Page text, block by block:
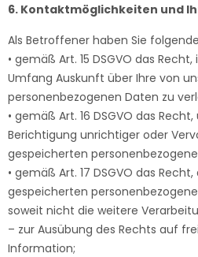
6. Kontaktmöglichkeiten und
Als Betroffener haben Sie
• gemäß Art. 15 DSGVO das
Umfang Auskunft über Ihre von
personenbezogenen Daten zu
• gemäß Art. 16 DSGVO das
Berichtigung unrichtiger oder
gespeicherten
• gemäß Art. 17 DSGVO das
gespeicherten
soweit nicht die weitere
– zur Ausübung des Rechts auf
Information;